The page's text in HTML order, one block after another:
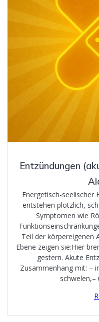
Entzündungen
Energetisch-seelischer
entstehen plötzlich,
Symptomen wie
Teil der körpereigenen
Ebene zeigen sie:Hier
gestern. Akute
Zusammenhang mit: –